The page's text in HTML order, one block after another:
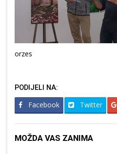
orzes
PODIJELI NA:
Facebook Twitter
MOŽDA VAS ZANIMA